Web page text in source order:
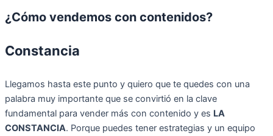
¿Cómo vendemos con contenidos?
Constancia
Llegamos hasta este punto y quiero que te quedes con una
palabra muy importante que se convirtió en la clave
fundamental para vender más con contenido y es LA
CONSTANCIA. Porque puedes tener estrategias y un equipo